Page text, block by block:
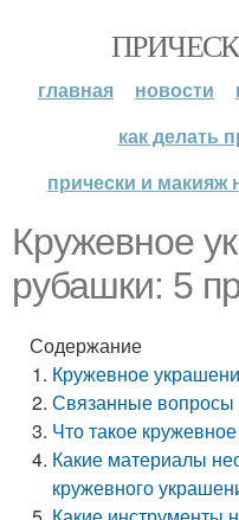
главная новости
как делать
прически и макияж
Кружевное
рубашки: 5
Содержание
Кружевное
Связанные вопросы
Что такое
Какие материалы
кружевного